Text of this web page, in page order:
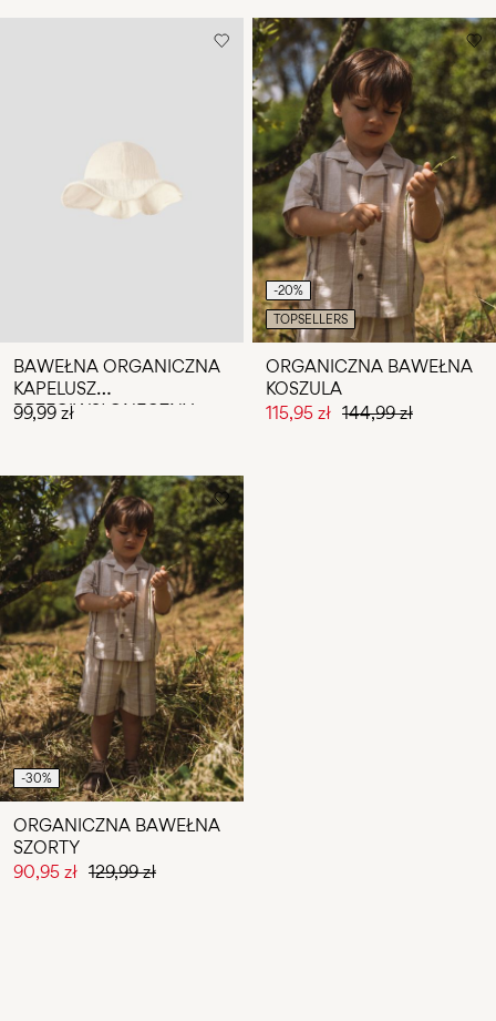
BAWEŁNA ORGANICZNA
KAPELUSZ
PRZECIWSŁONECZNY
99,99 zł
-20%
TOPSELLERS
ORGANICZNA BAWEŁNA
KOSZULA
115,95 zł 144,99 zł
-30%
ORGANICZNA BAWEŁNA
SZORTY
90,95 zł 129,99 zł